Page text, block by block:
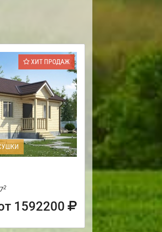
ХИТ ПРОДАЖ
2
1592200